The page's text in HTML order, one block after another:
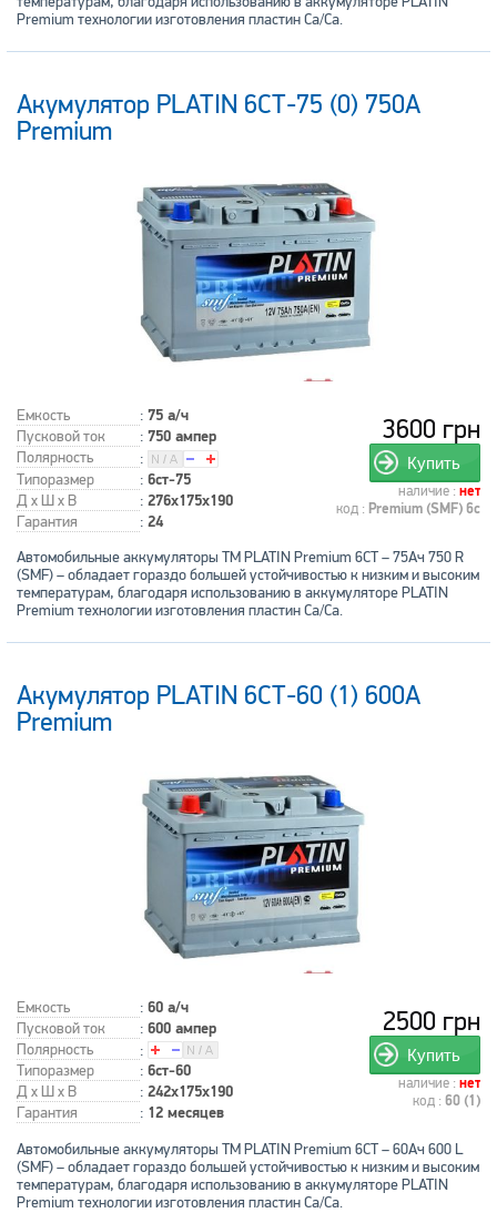
Premium технологии изготовления пластин Ca/Ca.
Акумулятор PLATIN 6СТ-75 (0) 750А
Premium
Емкость : 75 а/ч
Пусковой ток : 750 ампер
Полярность
:
Типоразмер
: 6ст-75
Д x Ш x В : 276x175x190
Гарантия : 24
3600 грн
Купить
наличие : нет
код : Premium (SMF) 6с
Автомобильные аккумуляторы ТМ PLATIN Premium 6СТ – 75Ач 750 R
(SMF) – обладает гораздо большей устойчивостью к низким и высоким
температурам, благодаря использованию в аккумуляторе PLATIN
Premium технологии изготовления пластин Ca/Ca.
Акумулятор PLATIN 6СТ-60 (1) 600А
Premium
Емкость : 60 а/ч
Пусковой ток : 600 ампер
Полярность
:
Типоразмер
: 6ст-60
Д x Ш x В : 242x175x190
Гарантия : 12 месяцев
2500 грн
Купить
наличие : нет
код : 60 (1)
Автомобильные аккумуляторы ТМ PLATIN Premium 6СТ – 60Ач 600 L
(SMF) – обладает гораздо большей устойчивостью к низким и высоким
температурам, благодаря использованию в аккумуляторе PLATIN
Premium технологии изготовления пластин Ca/Ca.